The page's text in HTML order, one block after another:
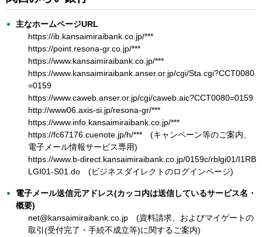
主なホームページURL
https://ib.kansaimiraibank.co.jp/***
https://point.resona-gr.co.jp/***
https://www.kansaimiraibank.co.jp/***
https://www.kansaimiraibank.anser.or.jp/cgi/Sta.cgi?CCT0080
=0159
https://www.caweb.anser.or.jp/cgi/caweb.aic?CCT0080=0159
http://www06.axis-si.jp/resona-gr/***
https://www.info.kansaimiraibank.co.jp/***
https://fc67176.cuenote.jp/h/*** (キャンペーン等のご案内、
電子メール情報サービス専用)
https://www.b-direct.kansaimiraibank.co.jp/0159c/rblgi01/I1RB
LGI01-S01.do (ビジネスダイレクトのログインページ)
電子メール送信元アドレス(カッコ内は送信しているサービス名・
概要)
net@kansaimiraibank.co.jp (資料請求、およびマイゲートの
取引(受付完了・手続不成立等)に関するご案内)